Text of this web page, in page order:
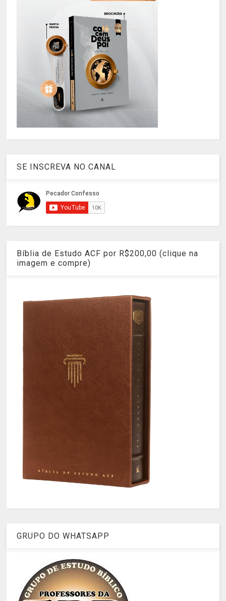
SE INSCREVA NO CANAL
Bíblia de Estudo ACF por R$200,00 (clique na
imagem e compre)
GRUPO DO WHATSAPP